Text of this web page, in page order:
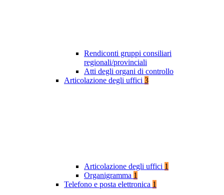
Rendiconti gruppi consiliari
regionali/provinciali
Atti degli organi di controllo
Articolazione degli uffici 3
Articolazione degli uffici 1
Organigramma 1
Telefono e posta elettronica 1